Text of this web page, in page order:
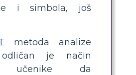
i simbola, još
metoda analize
je način
učenike da